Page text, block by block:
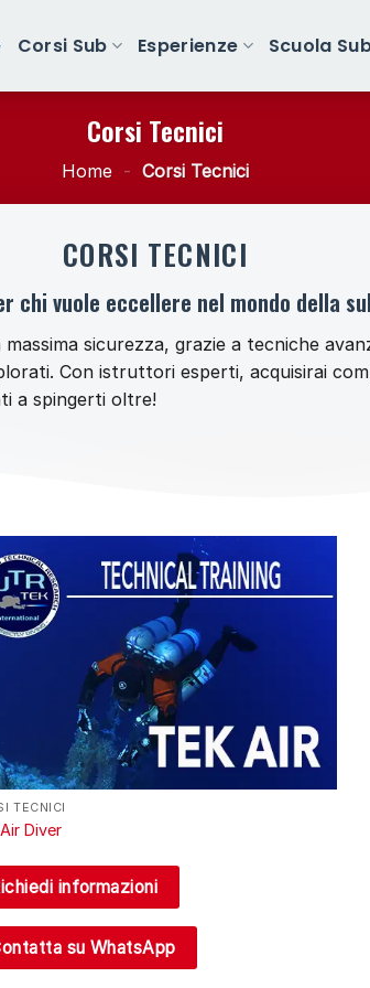
Corsi Sub Esperienze Scuola
Corsi Tecnici
Home - Corsi Tecnici
CORSI TECNICI
chi vuole eccellere nel mondo della
sicurezza, grazie a tecniche
Con istruttori esperti, acquisirai
a spingerti oltre!
TECNICI
Diver
informazioni
su WhatsApp